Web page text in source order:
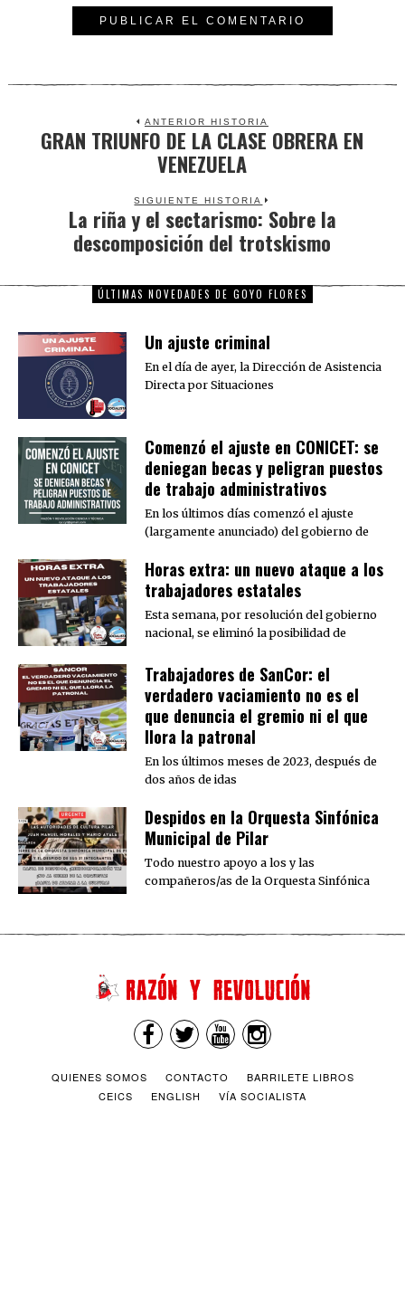
ANTERIOR HISTORIA
Previous
post:
GRAN TRIUNFO DE LA CLASE OBRERA EN
VENEZUELA
SIGUIENTE HISTORIA
Next
post:
La riña y el sectarismo: Sobre la
descomposición del trotskismo
ÚLTIMAS NOVEDADES DE GOYO FLORES
Un ajuste criminal
En el día de ayer, la Dirección de Asistencia
Directa por Situaciones
Comenzó el ajuste en CONICET: se
deniegan becas y peligran puestos
de trabajo administrativos
En los últimos días comenzó el ajuste
(largamente anunciado) del gobierno de
Horas extra: un nuevo ataque a los
trabajadores estatales
Esta semana, por resolución del gobierno
nacional, se eliminó la posibilidad de
Trabajadores de SanCor: el
verdadero vaciamiento no es el
que denuncia el gremio ni el que
llora la patronal
En los últimos meses de 2023, después de
dos años de idas
Despidos en la Orquesta Sinfónica
Municipal de Pilar
Todo nuestro apoyo a los y las
compañeros/as de la Orquesta Sinfónica
QUIENES SOMOS CONTACTO
BARRILETE LIBROS
CEICS
ENGLISH VÍA SOCIALISTA